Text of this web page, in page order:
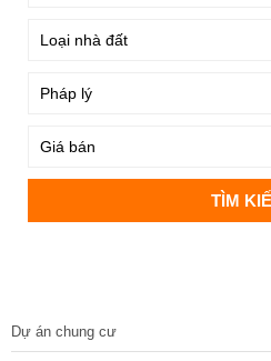
Dự án chung cư